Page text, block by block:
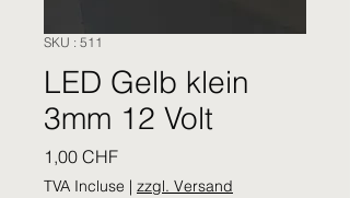
SKU : 511
LED Gelb klein
3mm 12 Volt
1,00 CHFPrix
TVA Incluse | zzgl. Versand